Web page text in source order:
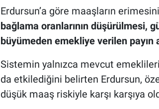
Erdursun’a göre maaşların
bağlama oranlarının düşürülmesi,
büyümeden emekliye verilen payın
Sistemin yalnızca mevcut
da etkilediğini belirten Erdursun,
düşük maaş riskiyle karşı karşıya